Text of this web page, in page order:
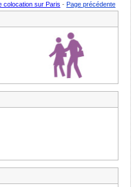
colocation sur Paris - Page précédente